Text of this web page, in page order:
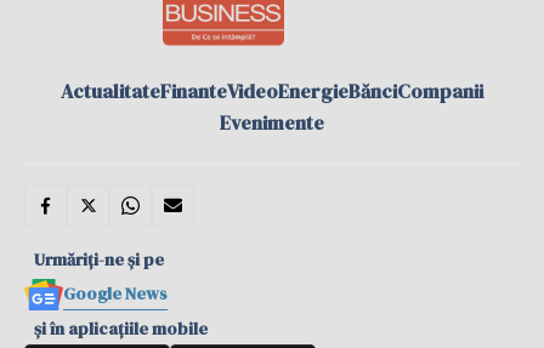
ActualitateFinanteVideoEnergieBănciCompanii
Evenimente
Urmăriți-ne și pe
Google News
și în aplicațiile mobile